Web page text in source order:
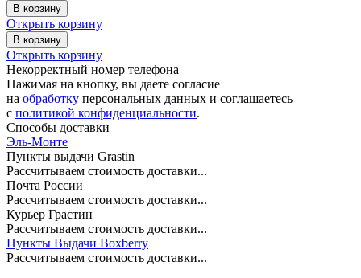
В корзину
Открыть корзину
В корзину
Открыть корзину
Некорректный номер телефона
Нажимая на кнопку, вы даете согласие
на обработку персональных данных и соглашаетесь
c политикой конфиденциальности.
Способы доставки
Эль-Монте
Пункты выдачи Grastin
Рассчитываем стоимость доставки...
Почта России
Рассчитываем стоимость доставки...
Курьер Грастин
Рассчитываем стоимость доставки...
Пункты Выдачи Boxberry
Рассчитываем стоимость доставки...